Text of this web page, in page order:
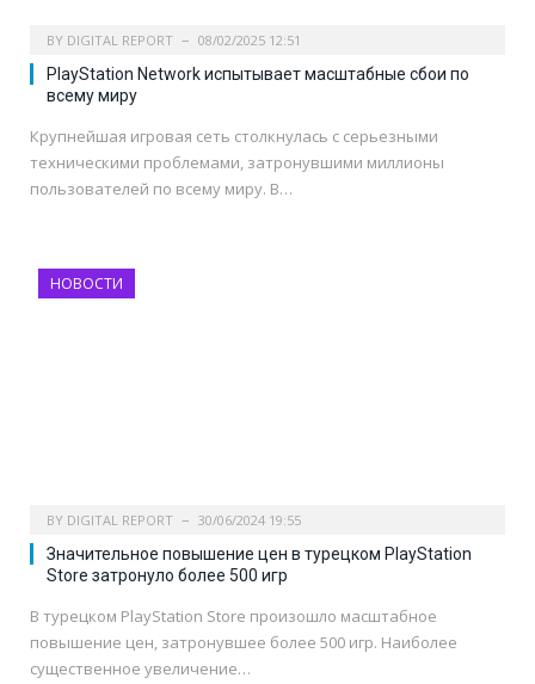
BY DIGITAL REPORT 08/02/2025 12:51
PlayStation Network испытывает масштабные сбои по
всему миру
Крупнейшая игровая сеть столкнулась с серьезными
техническими проблемами, затронувшими миллионы
пользователей по всему миру. В…
НОВОСТИ
BY DIGITAL REPORT 30/06/2024 19:55
Значительное повышение цен в турецком PlayStation
Store затронуло более 500 игр
В турецком PlayStation Store произошло масштабное
повышение цен, затронувшее более 500 игр. Наиболее
существенное увеличение…